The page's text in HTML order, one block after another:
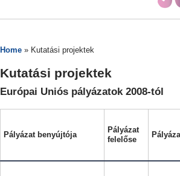
Home» Kutatási projektek
Kutatási projektek
Európai Uniós pályázatok 2008-tól
Pályázat benyújtója
Pályázat
felelőse